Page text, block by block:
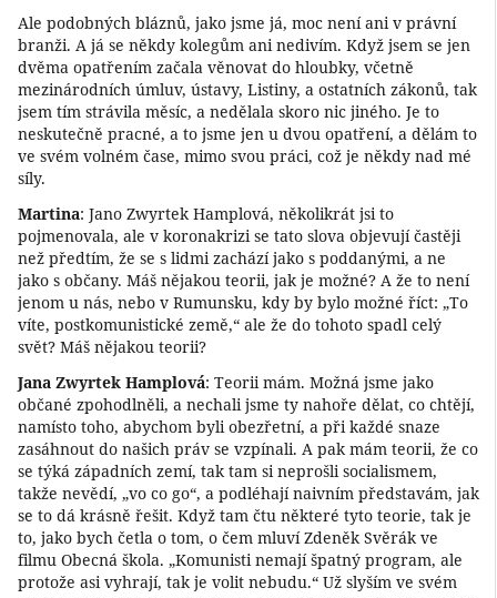
Ale podobných bláznů, jako jsme já, moc není ani v právní
branži. A já se někdy kolegům ani nedivím. Když jsem se jen
dvěma opatřením začala věnovat do hloubky, včetně
mezinárodních úmluv, ústavy, Listiny, a ostatních zákonů, tak
jsem tím strávila měsíc, a nedělala skoro nic jiného. Je to
neskutečně pracné, a to jsme jen u dvou opatření, a dělám to
ve svém volném čase, mimo svou práci, což je někdy nad mé
síly.
Martina: Jano Zwyrtek Hamplová, několikrát jsi to
pojmenovala, ale v koronakrizi se tato slova objevují častěji
než předtím, že se s lidmi zachází jako s poddanými, a ne
jako s občany. Máš nějakou teorii, jak je možné? A že to není
jenom u nás, nebo v Rumunsku, kdy by bylo možné říct: „To
víte, postkomunistické země,“ ale že do tohoto spadl celý
svět? Máš nějakou teorii?
Jana Zwyrtek Hamplová: Teorii mám. Možná jsme jako
občané zpohodlněli, a nechali jsme ty nahoře dělat, co chtějí,
namísto toho, abychom byli obezřetní, a při každé snaze
zasáhnout do našich práv se vzpínali. A pak mám teorii, že co
se týká západních zemí, tak tam si neprošli socialismem,
takže nevědí, „vo co go“, a podléhají naivním představám, jak
se to dá krásně řešit. Když tam čtu některé tyto teorie, tak je
to, jako bych četla o tom, o čem mluví Zdeněk Svěrák ve
filmu Obecná škola. „Komunisti nemají špatný program, ale
protože asi vyhrají, tak je volit nebudu.“ Už slyším ve svém